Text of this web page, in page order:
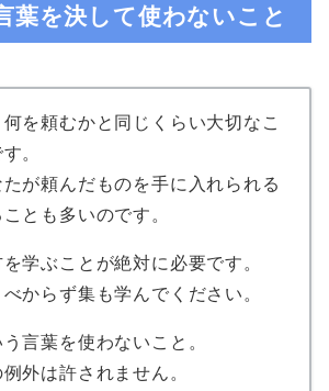
葉を決して使わないこと
を頼むかと同じくらい大切なこ
。
が頼んだものを手に入れられる
とも多いのです。
学ぶことが絶対に必要です。
からず集も学んでください。
言葉を使わないこと。
外は許されません。